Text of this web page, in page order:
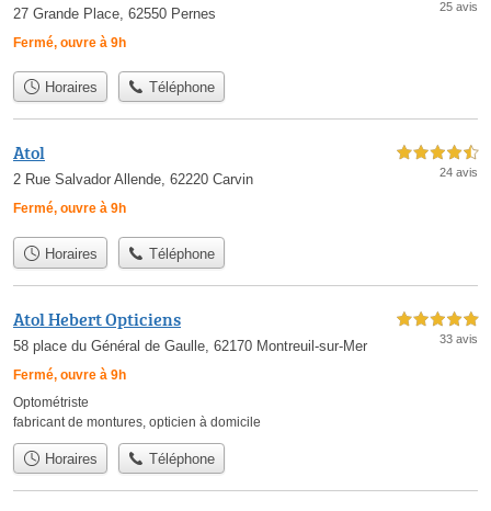
27 Grande Place, 62550 Pernes
Fermé, ouvre à 9h
25 avis
Horaires Téléphone
Atol
2 Rue Salvador Allende, 62220 Carvin
Fermé, ouvre à 9h
4,5 étoiles sur 5
24 avis
Horaires Téléphone
Atol Hebert Opticiens
58 place du Général de Gaulle, 62170 Montreuil-sur-Mer
Fermé, ouvre à 9h
5,0 étoiles sur 5
33 avis
Optométriste
fabricant de montures opticien à domicile
Horaires Téléphone